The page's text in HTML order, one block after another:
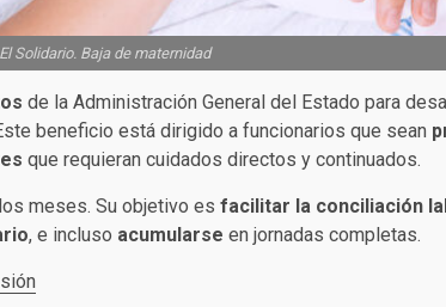
Solidario. Baja de maternidad
de la Administración General del Estado para
beneficio está dirigido a funcionarios que sean
que requieran cuidados directos y continuados.
meses. Su objetivo es facilitar la conciliación
, e incluso acumularse en jornadas completas.